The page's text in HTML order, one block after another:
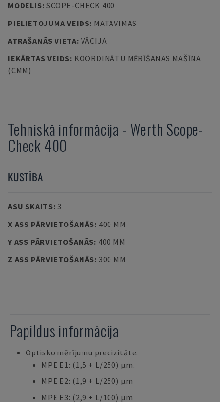
MODELIS:SCOPE-CHECK 400
PIELIETOJUMA VEIDS: MATAVIMAS
ATRAŠANĀS VIETA: VĀCIJA
IEKĀRTAS VEIDS: KOORDINĀTU MĒRĪŠANAS MAŠĪNA
(CMM)
Tehniskā informācija - Werth Scope-
Check 400
KUSTĪBA
ASU SKAITS: 3
X ASS PĀRVIETOŠANĀS: 400 MM
Y ASS PĀRVIETOŠANĀS: 400 MM
Z ASS PĀRVIETOŠANĀS: 300 MM
Papildus informācija
Optisko mērījumu precizitāte:
MPE E1: (1,5 + L/250) µm.
MPE E2: (1,9 + L/250) µm
MPE E3: (2,9 + L/100) µm